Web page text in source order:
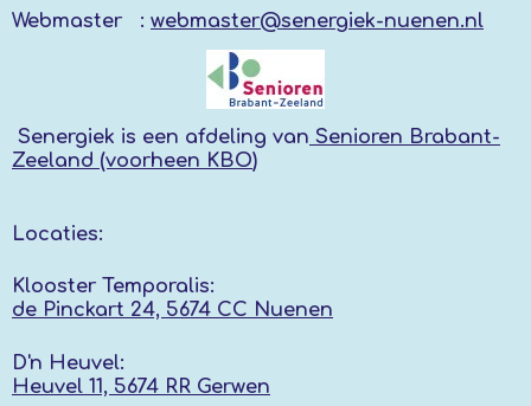
Webmaster : webmaster@senergiek-nuenen.nl
Senergiek is een afdeling van Senioren Brabant-
Zeeland (voorheen KBO)
Locaties:
Klooster Temporalis:
de Pinckart 24, 5674 CC Nuenen
D'n Heuvel:
Heuvel 11, 5674 RR Gerwen